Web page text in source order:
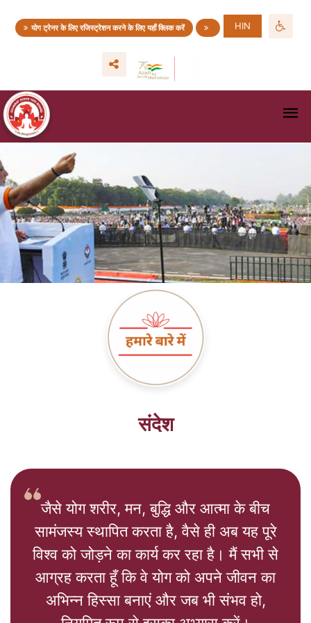
योग ट्रेनर के लिए रजिस्ट्रेशन करने के लिए यहाँ क्लिक करें HIN
संदेश
format_quoteजैसे योग शरीर, मन, बुद्धि और आत्मा के बीच
सामंजस्य स्थापित करता है, वैसे ही अब यह पूरे
विश्व को जोड़ने का कार्य कर रहा है। मैं सभी से
आग्रह करता हूँ कि वे योग को अपने जीवन का
अभिन्न हिस्सा बनाएं और जब भी संभव हो,